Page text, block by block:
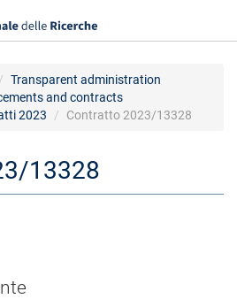
Transparent administration
and contracts
2023
Contratto 2023/13328
13328